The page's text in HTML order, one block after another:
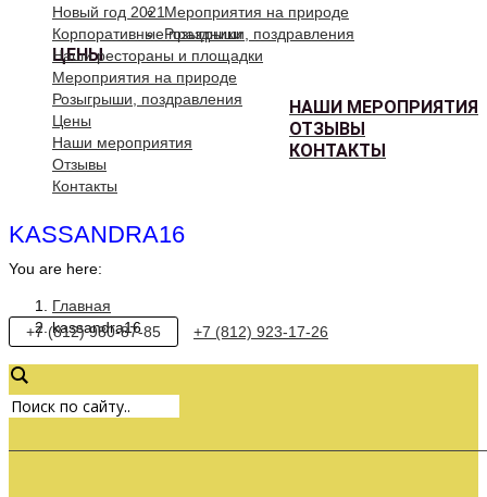
Мероприятия на природе
Розыгрыши, поздравления
ЦЕНЫ
НАШИ МЕРОПРИЯТИЯ
ОТЗЫВЫ
КОНТАКТЫ
Новый год 2021
Корпоративные праздники
Наши рестораны и площадки
Мероприятия на природе
Розыгрыши, поздравления
Цены
Наши мероприятия
Отзывы
Контакты
KASSANDRA16
You are here:
Главная
kassandra16
+7 (812) 980-87-85 +7 (812) 923-17-26